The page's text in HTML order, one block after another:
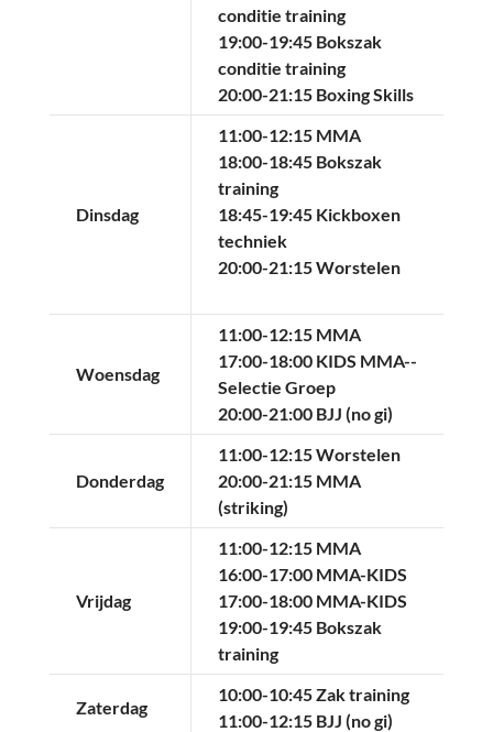
conditie training
19:00-19:45 Bokszak
conditie training
20:00-21:15 Boxing Skills
Dinsdag
11:00-12:15 MMA
18:00-18:45 Bokszak
training
18:45-19:45 Kickboxen
techniek
20:00-21:15 Worstelen
Woensdag
11:00-12:15 MMA
17:00-18:00 KIDS MMA--
Selectie Groep
20:00-21:00 BJJ (no gi)
Donderdag
11:00-12:15 Worstelen
20:00-21:15 MMA
(striking)
Vrijdag
11:00-12:15 MMA
16:00-17:00 MMA-KIDS
17:00-18:00 MMA-KIDS
19:00-19:45 Bokszak
training
Zaterdag
10:00-10:45 Zak training
11:00-12:15 BJJ (no gi)